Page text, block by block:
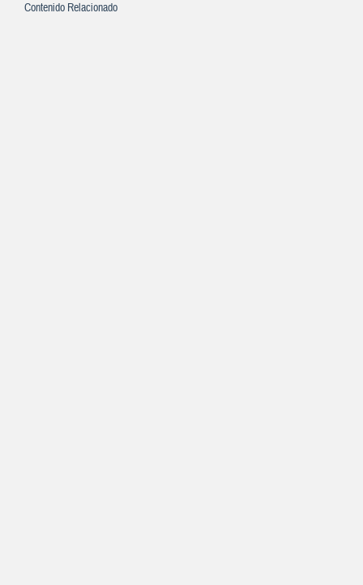
Contenido Relacionado